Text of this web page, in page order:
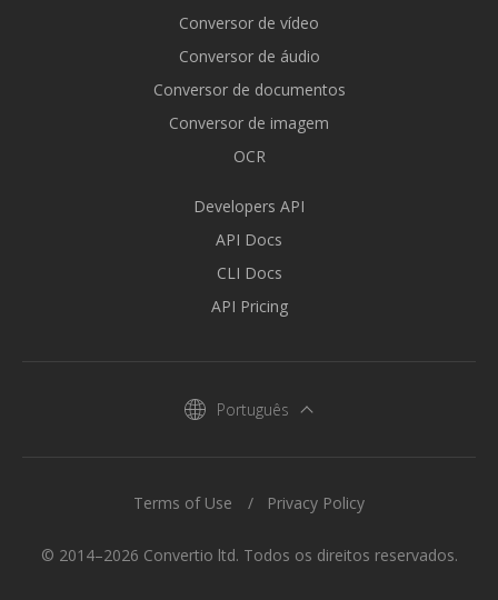
Conversor de vídeo
Conversor de áudio
Conversor de documentos
Conversor de imagem
OCR
Developers API
API Docs
CLI Docs
API Pricing
Português
© 2014–2026 Convertio ltd. Todos os direitos reservados.
Terms of Use Privacy Policy